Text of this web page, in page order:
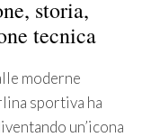
storia,
tecnica
moderne
sportiva ha
un’icona